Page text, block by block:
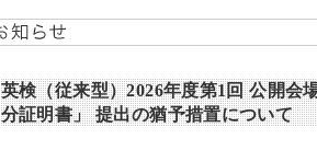
英検（従来型）2026年度第1回 公開会
分証明書」 提出の猶予措置について